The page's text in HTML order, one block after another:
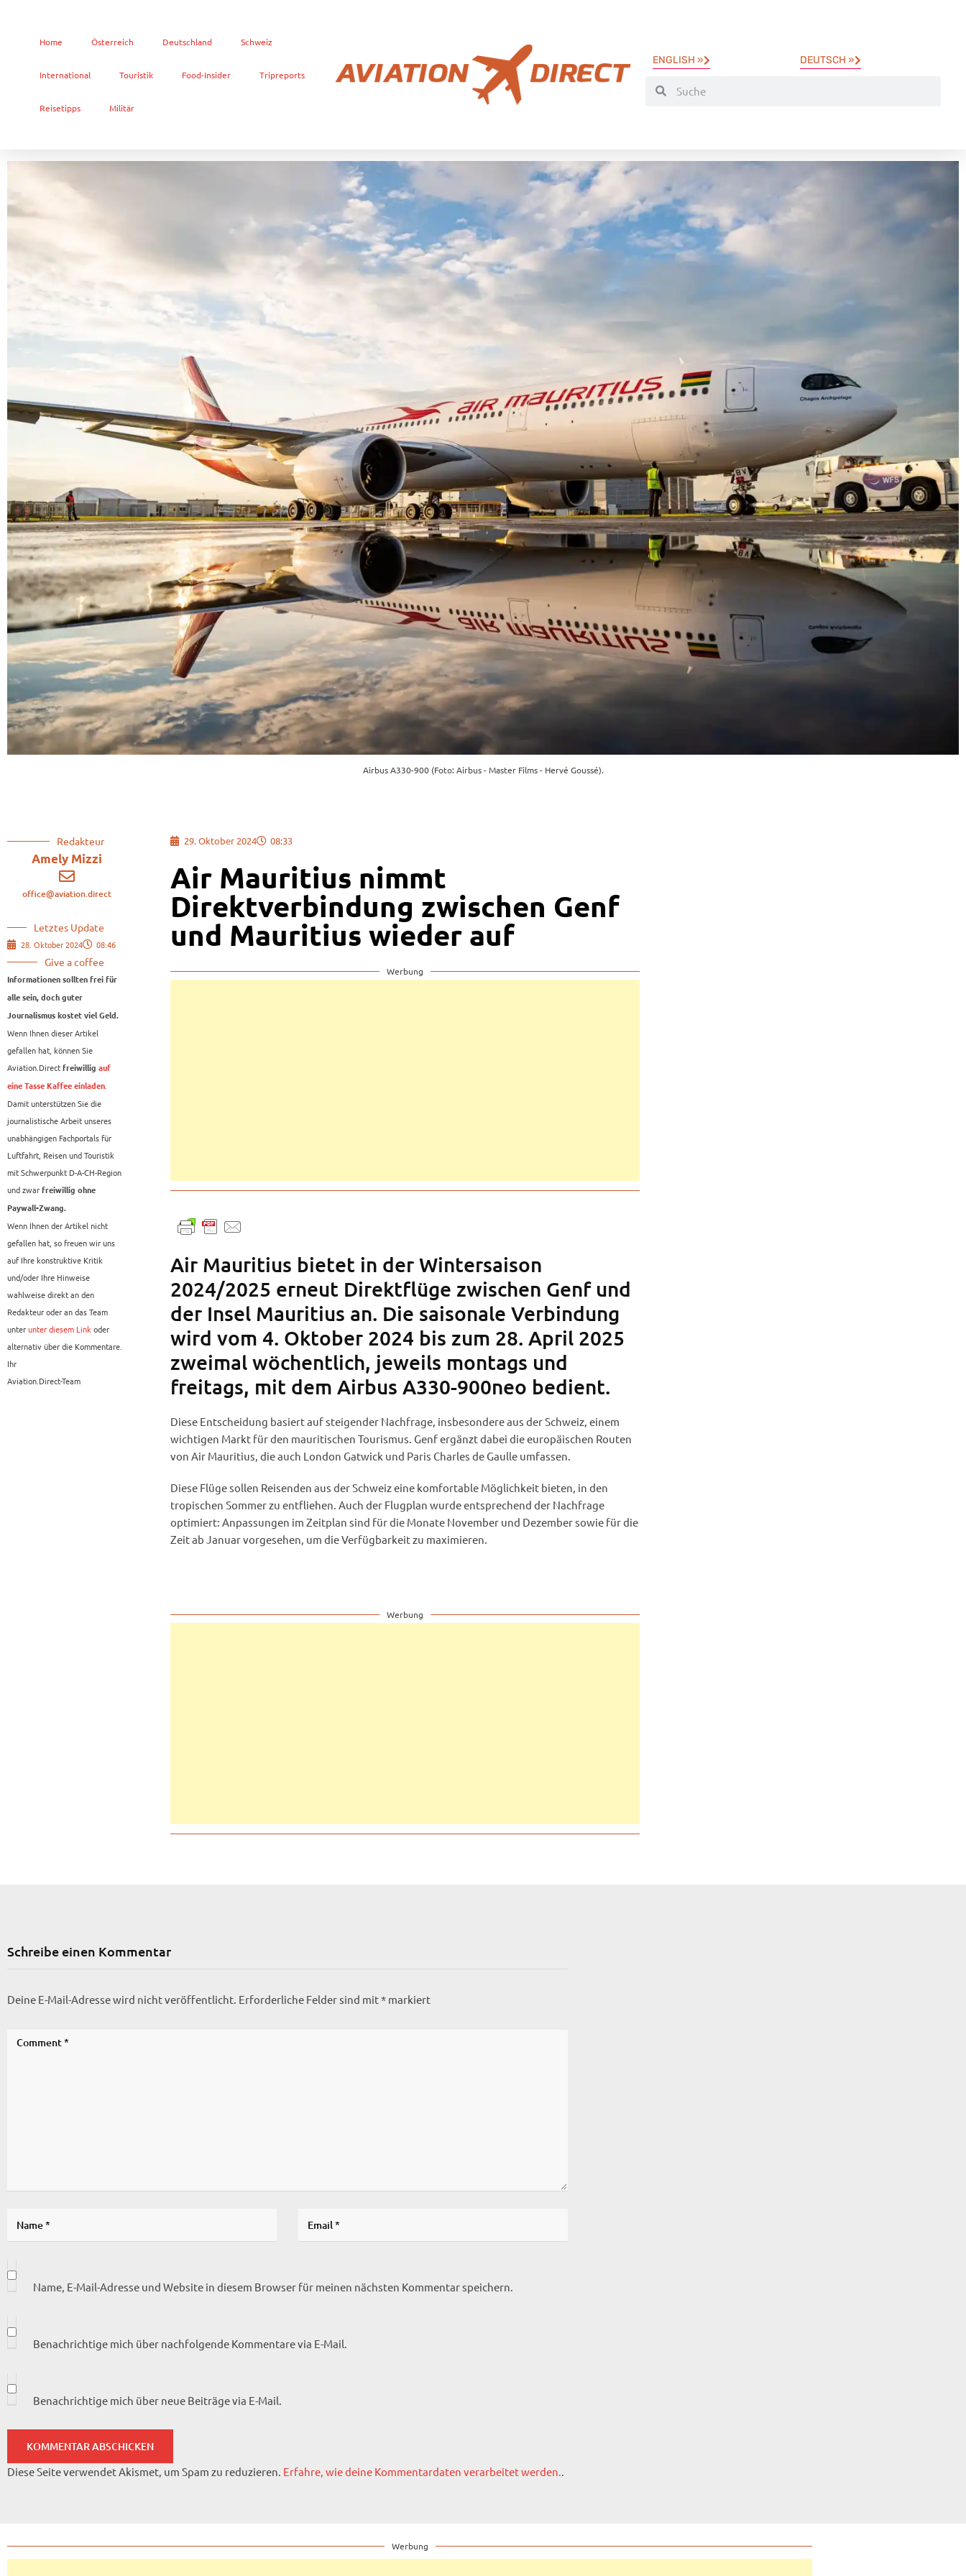
Home Österreich Deutschland Schweiz
International Touristik Food-Insider Tripreports
Reisetipps Militär
ENGLISH » DEUTSCH »
Airbus A330-900 (Foto: Airbus - Master Films - Hervé Goussé).
Redakteur
Amely Mizzi
office@aviation.direct
Letztes Update
28. Oktober 2024 08:46
Give a coffee
Informationen sollten frei für
alle sein, doch guter
Journalismus kostet viel Geld.
Wenn Ihnen dieser Artikel
gefallen hat, können Sie
Aviation.Direct freiwillig auf
eine Tasse Kaffee einladen
Damit unterstützen Sie die
journalistische Arbeit unseres
unabhängigen Fachportals für
Luftfahrt, Reisen und Touristik
mit Schwerpunkt D-A-CH-Region
und zwar freiwillig ohne
Paywall-Zwang.
Wenn Ihnen der Artikel nicht
gefallen hat, so freuen wir uns
auf Ihre konstruktive Kritik
und/oder Ihre Hinweise
wahlweise direkt an den
Redakteur oder an das Team
unterunter diesem Link oder
alternativ über die Kommentare.
Ihr
Aviation.Direct-Team
29. Oktober 2024 08:33
Air Mauritius nimmt
Direktverbindung zwischen Genf
und Mauritius wieder auf
Werbung
Air Mauritius bietet in der Wintersaison
2024/2025 erneut Direktflüge zwischen Genf und
der Insel Mauritius an. Die saisonale Verbindung
wird vom 4. Oktober 2024 bis zum 28. April 2025
zweimal wöchentlich, jeweils montags und
freitags, mit dem Airbus A330-900neo bedient.
Diese Entscheidung basiert auf steigender Nachfrage, insbesondere aus der Schweiz, einem
wichtigen Markt für den mauritischen Tourismus. Genf ergänzt dabei die europäischen Routen
von Air Mauritius, die auch London Gatwick und Paris Charles de Gaulle umfassen.
Diese Flüge sollen Reisenden aus der Schweiz eine komfortable Möglichkeit bieten, in den
tropischen Sommer zu entfliehen. Auch der Flugplan wurde entsprechend der Nachfrage
optimiert: Anpassungen im Zeitplan sind für die Monate November und Dezember sowie für die
Zeit ab Januar vorgesehen, um die Verfügbarkeit zu maximieren.
Werbung
Schreibe einen Kommentar
Deine E-Mail-Adresse wird nicht veröffentlicht. Erforderliche Felder sind mit* markiert
Name, E-Mail-Adresse und Website in diesem Browser für meinen nächsten Kommentar speichern.
Benachrichtige mich über nachfolgende Kommentare via E-Mail.
Benachrichtige mich über neue Beiträge via E-Mail.
Diese Seite verwendet Akismet, um Spam zu reduzieren. Erfahre, wie deine Kommentardaten verarbeitet werden..
Werbung